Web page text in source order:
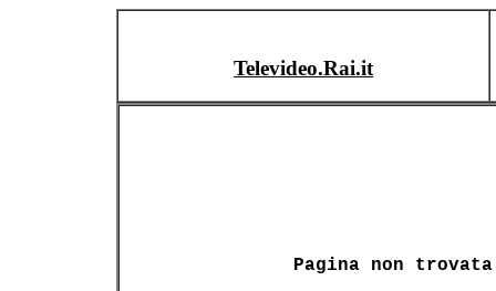
Televideo.Rai.it
Pagina non trovata